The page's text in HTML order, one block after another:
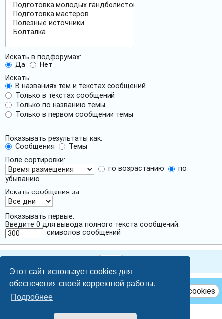
Этот сайт использует cookies для
обеспечения своей корректной работы.
Подробнее
Искать в подфорумах:
Да
Нет
Искать:
В названиях тем и текстах сообщений
Только в текстах сообщений
Только по названию темы
Только в первом сообщении темы
Показывать результаты как:
Сообщения
Темы
Поле сортировки:
по возрастанию
по
убыванию
Искать сообщения за:
Показывать первые:
Введите 0 для вывода полного текста сообщений.
символов сообщений
Удалить cookies
Breeze style byIan Bradley